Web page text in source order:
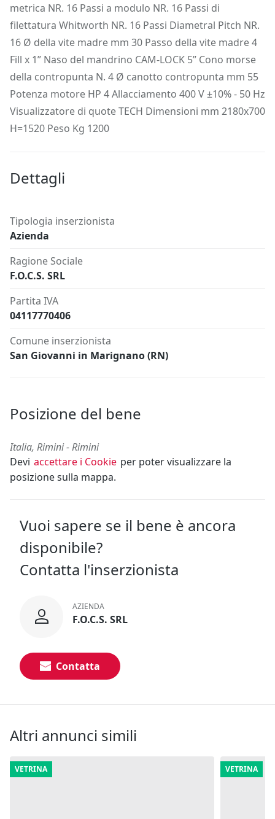
metrica NR. 16 Passi a modulo NR. 16 Passi di
filettatura Whitworth NR. 16 Passi Diametral Pitch NR.
16 Ø della vite madre mm 30 Passo della vite madre 4
Fill x 1” Naso del mandrino CAM-LOCK 5” Cono morse
della contropunta N. 4 Ø canotto contropunta mm 55
Potenza motore HP 4 Allacciamento 400 V ±10% - 50 Hz
Visualizzatore di quote TECH Dimensioni mm 2180x700
H=1520 Peso Kg 1200
Dettagli
Tipologia inserzionista
Azienda
Ragione Sociale
F.O.C.S. SRL
Partita IVA
04117770406
Comune inserzionista
San Giovanni in Marignano (RN)
Posizione del bene
Italia, Rimini - Rimini
Devi accettare i Cookie per poter visualizzare la
posizione sulla mappa.
Vuoi sapere se il bene è ancora
disponibile?
Contatta l'inserzionista
AZIENDA
F.O.C.S. SRL
Contatta
Altri annunci simili
VETRINA VETRINA